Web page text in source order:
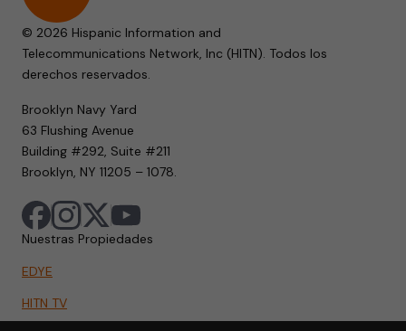
© 2026 Hispanic Information and
Telecommunications Network, Inc (HITN). Todos los
derechos reservados.
Brooklyn Navy Yard
63 Flushing Avenue
Building #292, Suite #211
Brooklyn, NY 11205 – 1078.
Nuestras Propiedades
EDYE
HITN TV